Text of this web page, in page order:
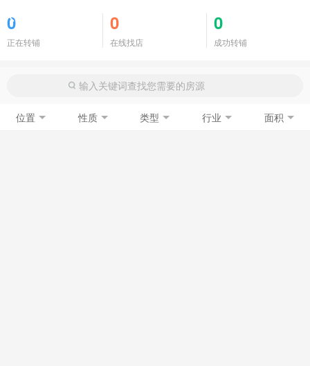
0
正在转铺
0
在线找店
0
成功转铺
位置 性质 类型 行业 面积